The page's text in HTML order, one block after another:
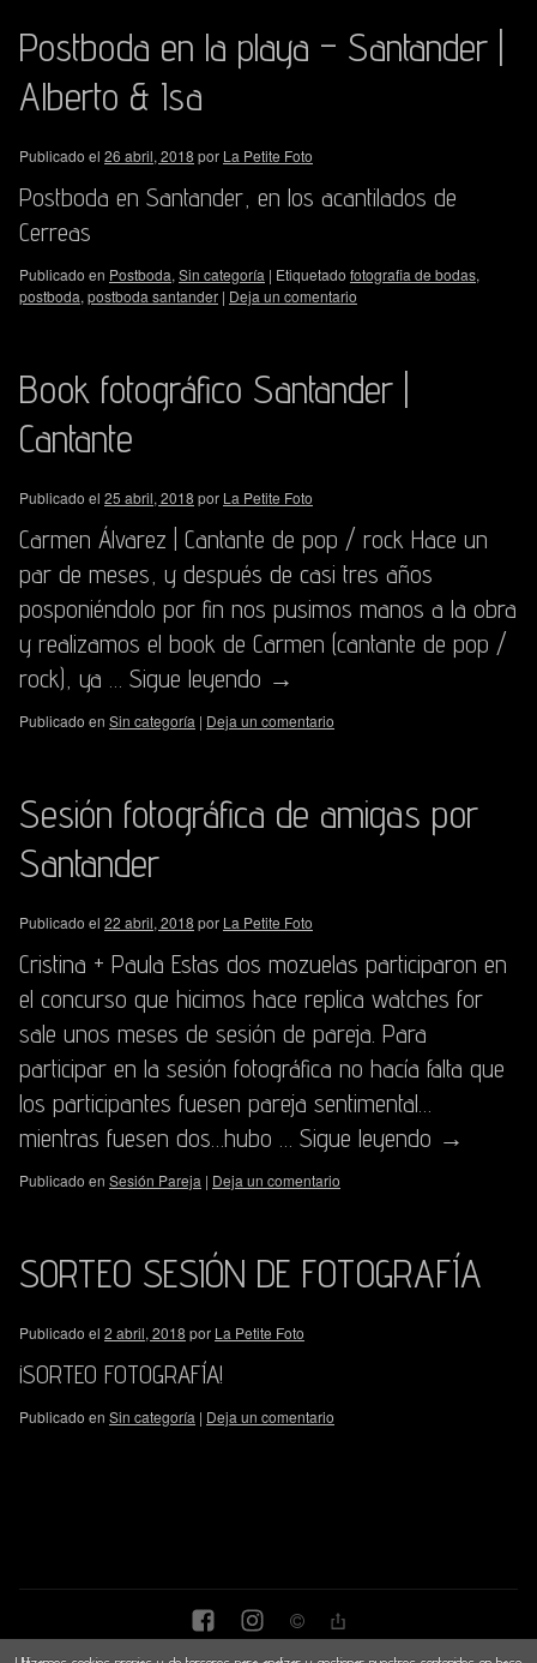
Postboda en la playa – Santander |
Alberto & Isa
Publicado el 26 abril, 2018 por La Petite Foto
Postboda en Santander, en los acantilados de
Cerreas
Publicado en Postboda, Sin categoría | Etiquetado fotografia de bodas,
postboda, postboda santander | Deja un comentario
Book fotográfico Santander |
Cantante
Publicado el 25 abril, 2018 por La Petite Foto
Carmen Álvarez | Cantante de pop / rock Hace un
par de meses, y después de casi tres años
posponiéndolo por fin nos pusimos manos a la obra
y realizamos el book de Carmen (cantante de pop /
rock), ya … Sigue leyendo →
Publicado en Sin categoría | Deja un comentario
Sesión fotográfica de amigas por
Santander
Publicado el 22 abril, 2018 por La Petite Foto
Cristina + Paula Estas dos mozuelas participaron en
el concurso que hicimos hace replica watches for
sale unos meses de sesión de pareja. Para
participar en la sesión fotográfica no hacía falta que
los participantes fuesen pareja sentimental…
mientras fuesen dos…hubo … Sigue leyendo →
Publicado en Sesión Pareja | Deja un comentario
SORTEO SESIÓN DE FOTOGRAFÍA
Publicado el 2 abril, 2018 por La Petite Foto
¡SORTEO FOTOGRAFÍA!
Publicado en Sin categoría | Deja un comentario